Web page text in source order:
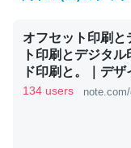
くらい。小説で
ど、短期記憶とい
かりやすく強くな
─GPTの仕組みと限
オフセット印刷と
ト印刷とデジタ
ド印刷と。｜デ
津田淳子
134 users